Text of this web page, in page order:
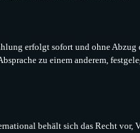
erfolgt sofort und ohne Abzug
zu einem anderem,
behält sich das Recht vor,